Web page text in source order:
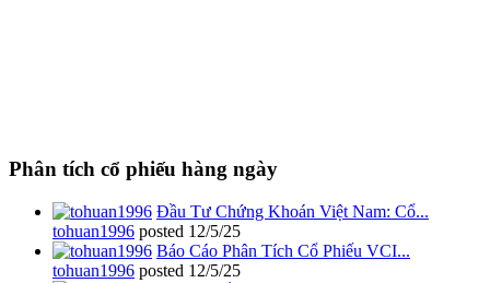
Phân tích cổ phiếu hàng ngày
Đầu Tư Chứng Khoán Việt Nam: Cổ...
tohuan1996 posted 12/5/25
Báo Cáo Phân Tích Cổ Phiếu VCI...
tohuan1996 posted 12/5/25